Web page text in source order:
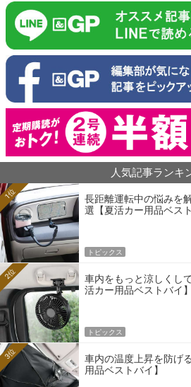
人気記事ランキ
長距離運転中の悩みを
選【夏活カー用品ベスト
1位
トピックス
車内をもっと涼しくし
活カー用品ベストバイ】
2位
トピックス
車内の温度上昇を防げ
用品ベストバイ】
3位